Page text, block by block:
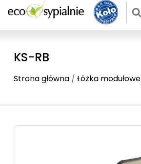
KS-RB
Strona główna / Łóżka modułowe